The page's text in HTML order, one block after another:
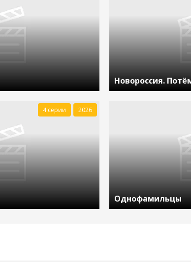
Новороссия.
4 серии 2026
Однофамильцы